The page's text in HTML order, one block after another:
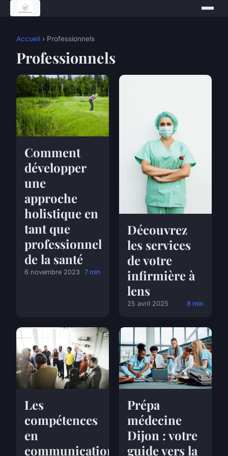
Accueil › Professionnels
Professionnels
Comment
développer
une
approche
holistique en
tant que
professionnel
de la santé
6 novembre 2023 7 min
Découvrez
les services
de votre
infirmière à
lens
25 avril 2025 8 min
Les
compétences
en
communication
Prépa
médecine
Dijon : votre
guide vers la